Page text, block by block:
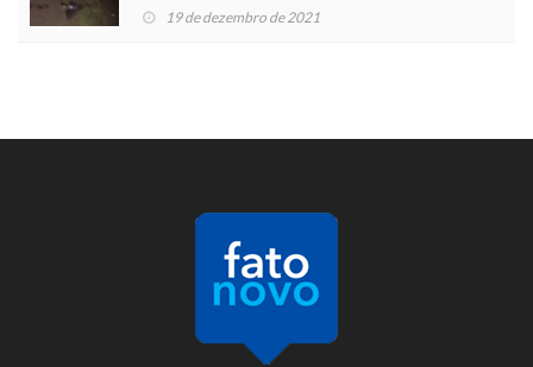
19 de dezembro de 2021